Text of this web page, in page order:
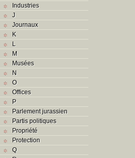
Industries
J
Journaux
K
L
M
Musées
N
O
Offices
P
Parlement jurassien
Partis politiques
Propriété
Protection
Q